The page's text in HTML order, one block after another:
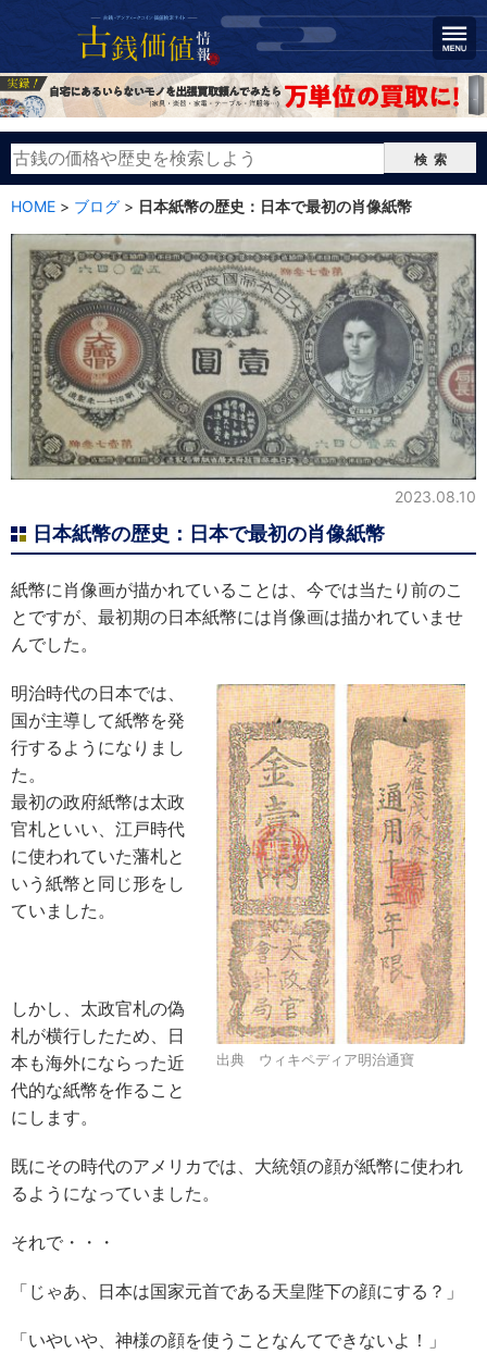
検索
HOME > ブログ > 日本紙幣の歴史：日本で最初の肖像紙幣
日本紙幣の歴史：日本で最初の肖像紙幣
2023.08.10
日本紙幣の歴史：日本で最初の肖像紙幣
紙幣に肖像画が描かれていることは、今では当たり前のこ
とですが、最初期の日本紙幣には肖像画は描かれていませ
んでした。
出典 ウィキペディア明治通寶
明治時代の日本では、
国が主導して紙幣を発
行するようになりまし
た。
最初の政府紙幣は太政
官札といい、江戸時代
に使われていた藩札と
いう紙幣と同じ形をし
ていました。
しかし、太政官札の偽
札が横行したため、日
本も海外にならった近
代的な紙幣を作ること
にします。
既にその時代のアメリカでは、大統領の顔が紙幣に使われ
るようになっていました。
それで・・・
「じゃあ、日本は国家元首である天皇陛下の顔にする？」
「いやいや、神様の顔を使うことなんてできないよ！」